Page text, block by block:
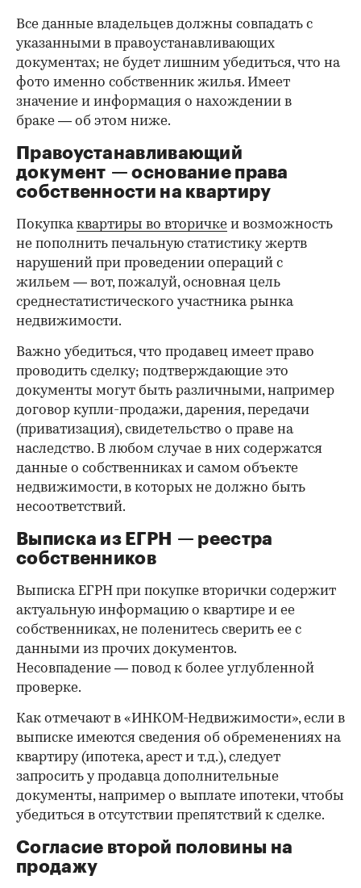
00:00 / 00:00
Все данные владельцев должны совпадать с
указанными в правоустанавливающих
документах; не будет лишним убедиться, что на
фото именно собственник жилья. Имеет
значение и информация о нахождении в
браке — об этом ниже.
Правоустанавливающий
документ — основание права
собственности на квартиру
Покупкаквартиры во вторичке и возможность
не пополнить печальную статистику жертв
нарушений при проведении операций с
жильем — вот, пожалуй, основная цель
среднестатистического участника рынка
недвижимости.
Важно убедиться, что продавец имеет право
проводить сделку; подтверждающие это
документы могут быть различными, например
договор купли-продажи, дарения, передачи
(приватизация), свидетельство о праве на
наследство. В любом случае в них содержатся
данные о собственниках и самом объекте
недвижимости, в которых не должно быть
несоответствий.
Выписка из ЕГРН — реестра
собственников
Выписка ЕГРН при покупке вторички содержит
актуальную информацию о квартире и ее
собственниках, не поленитесь сверить ее с
данными из прочих документов.
Несовпадение — повод к более углубленной
проверке.
Как отмечают в «ИНКОМ-Недвижимости», если в
выписке имеются сведения об обременениях на
квартиру (ипотека, арест и т.д.), следует
запросить у продавца дополнительные
документы, например о выплате ипотеки, чтобы
убедиться в отсутствии препятствий к сделке.
Согласие второй половины на
продажу